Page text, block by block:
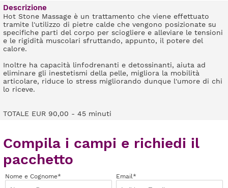
Descrizione
Hot Stone Massage è un trattamento che viene effettuato
tramite l'utilizzo di pietre calde che vengono posizionate su
specifiche parti del corpo per sciogliere e alleviare le tensioni
e le rigidità muscolari sfruttando, appunto, il potere del
calore.
Inoltre ha capacità linfodrenanti e detossinanti, aiuta ad
eliminare gli inestetismi della pelle, migliora la mobilità
articolare, riduce lo stress migliorando dunque l'umore di chi
lo riceve.
TOTALE EUR 90,00 - 45 minuti
Compila i campi e richiedi il
pacchetto
Nome e Cognome* Email*